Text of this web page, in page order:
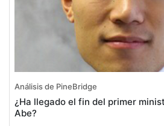
Análisis de PineBridge
¿Ha llegado el fin del primer
Abe?